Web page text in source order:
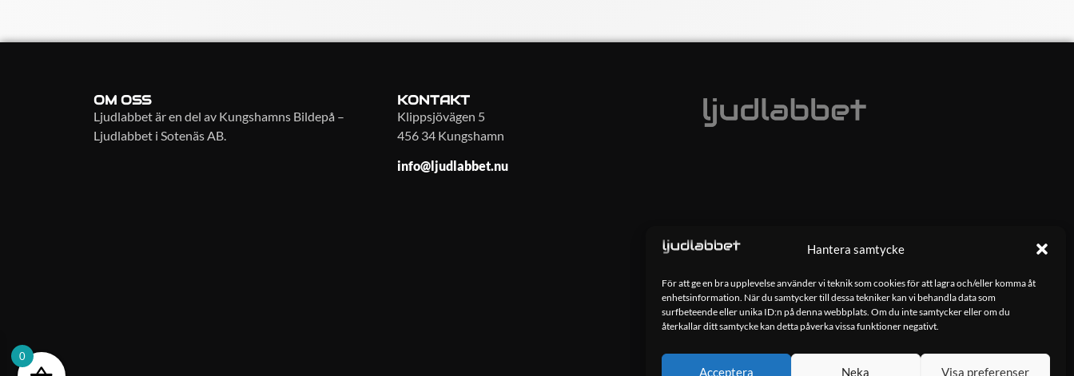
Hantera samtycke
För att ge en bra upplevelse använder vi teknik som cookies för att lagra och/eller komma åt
enhetsinformation. När du samtycker till dessa tekniker kan vi behandla data som
surfbeteende eller unika ID:n på denna webbplats. Om du inte samtycker eller om du
återkallar ditt samtycke kan detta påverka vissa funktioner negativt.
Acceptera Neka Visa preferenser
OM OSS
Ljudlabbet är en del av Kungshamns Bildepå –
Ljudlabbet i Sotenäs AB.
KONTAKT
Klippsjövägen 5
456 34 Kungshamn
info@ljudlabbet.nu
0